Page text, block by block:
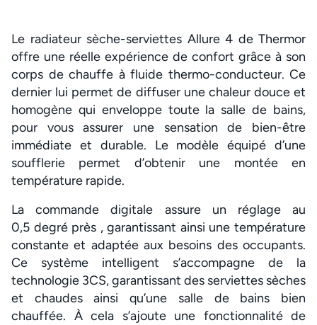
Le radiateur sèche-serviettes Allure 4 de Thermor
offre une réelle expérience de confort grâce à son
corps de chauffe à fluide thermo-conducteur. Ce
dernier lui permet de diffuser une chaleur douce et
homogène qui enveloppe toute la salle de bains,
pour vous assurer une sensation de bien-être
immédiate et durable. Le modèle équipé d’une
soufflerie permet d’obtenir une montée en
température rapide.
La commande digitale assure un réglage au
0,5 degré près , garantissant ainsi une température
constante et adaptée aux besoins des occupants.
Ce système intelligent s’accompagne de la
technologie 3CS, garantissant des serviettes sèches
et chaudes ainsi qu’une salle de bains bien
chauffée. À cela s’ajoute une fonctionnalité de